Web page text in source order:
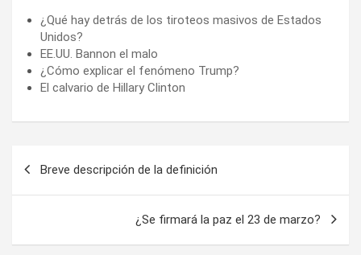
¿Qué hay detrás de los tiroteos masivos de Estados
Unidos?
EE.UU. Bannon el malo
¿Cómo explicar el fenómeno Trump?
El calvario de Hillary Clinton
Breve descripción de la definición
¿Se firmará la paz el 23 de marzo?